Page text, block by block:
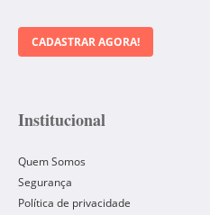
CADASTRAR AGORA!
Institucional
Quem Somos
Segurança
Política de privacidade